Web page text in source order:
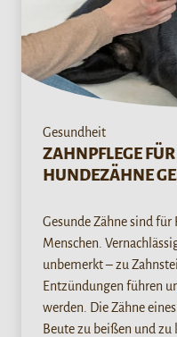
Gesundheit
ZAHNPFLEGE
HUNDEZÄHNE
Gesunde Zähne sind
Menschen.
unbemerkt – zu
Entzündungen führen
werden. Die Zähne
Beute zu beißen und zu